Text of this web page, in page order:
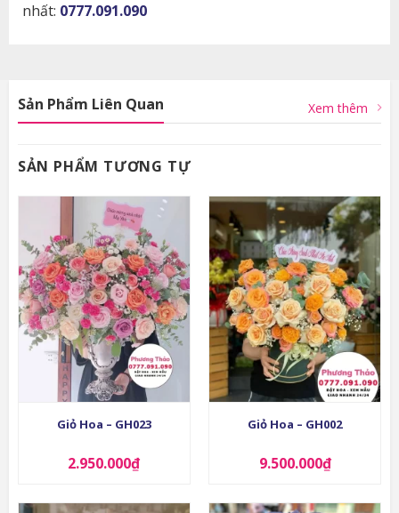
nhất: 0777.091.090
Sản Phẩm Liên Quan Xem thêm
SẢN PHẨM TƯƠNG TỰ
Giỏ Hoa – GH023
2.950.000₫
Giỏ Hoa – GH002
9.500.000₫